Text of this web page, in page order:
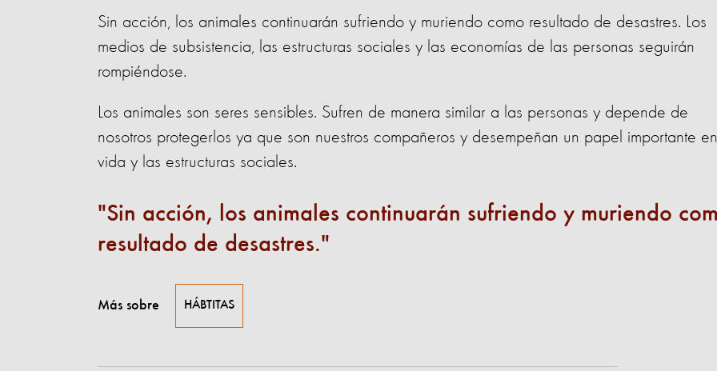
Sin acción, los animales continuarán sufriendo y muriendo como resultado de desastres. Los
medios de subsistencia, las estructuras sociales y las economías de las personas seguirán
rompiéndose.
Los animales son seres sensibles. Sufren de manera similar a las personas y depende de
nosotros protegerlos ya que son nuestros compañeros y desempeñan un papel importante
vida y las estructuras sociales.
Sin acción, los animales continuarán sufriendo y muriendo
resultado de desastres.
Más sobre HÁBTITAS